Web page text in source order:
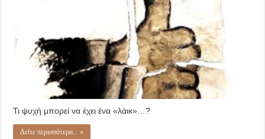
«λάικ»!
Τι ψυχή μπορεί να έχει ένα «λάικ»…?
Δείτε περισσότερα... »